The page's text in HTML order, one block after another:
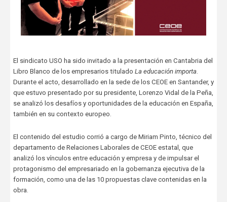
El sindicato USO ha sido invitado a la presentación en Cantabria del
Libro Blanco de los empresarios titulado La educación importa
Durante el acto, desarrollado en la sede de los CEOE en Santander, y
que estuvo presentado por su presidente, Lorenzo Vidal de la Peña,
se analizó los desafíos y oportunidades de la educación en España,
también en su contexto europeo.
El contenido del estudio corrió a cargo de Miriam Pinto, técnico del
departamento de Relaciones Laborales de CEOE estatal, que
analizó los vínculos entre educación y empresa y de impulsar el
protagonismo del empresariado en la gobernanza ejecutiva de la
formación, como una de las 10 propuestas clave contenidas en la
obra.